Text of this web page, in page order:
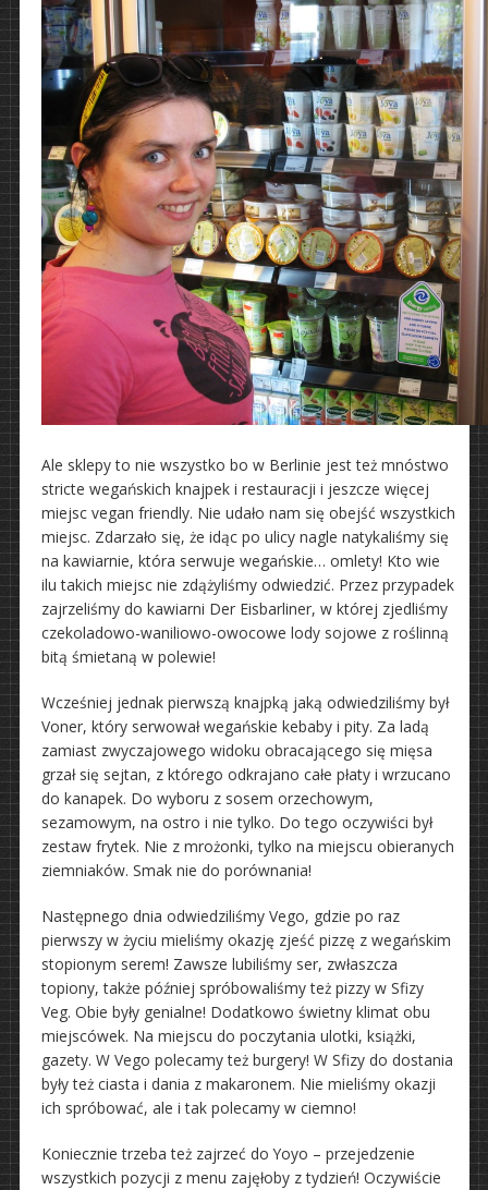
Ale sklepy to nie wszystko bo w Berlinie jest też mnóstwo
stricte wegańskich knajpek i restauracji i jeszcze więcej
miejsc vegan friendly. Nie udało nam się obejść wszystkich
miejsc. Zdarzało się, że idąc po ulicy nagle natykaliśmy się
na kawiarnie, która serwuje wegańskie… omlety! Kto wie
ilu takich miejsc nie zdążyliśmy odwiedzić. Przez przypadek
zajrzeliśmy do kawiarni Der Eisbarliner, w której zjedliśmy
czekoladowo-waniliowo-owocowe lody sojowe z roślinną
bitą śmietaną w polewie!
Wcześniej jednak pierwszą knajpką jaką odwiedziliśmy był
Voner, który serwował wegańskie kebaby i pity. Za ladą
zamiast zwyczajowego widoku obracającego się mięsa
grzał się sejtan, z którego odkrajano całe płaty i wrzucano
do kanapek. Do wyboru z sosem orzechowym,
sezamowym, na ostro i nie tylko. Do tego oczywiści był
zestaw frytek. Nie z mrożonki, tylko na miejscu obieranych
ziemniaków. Smak nie do porównania!
Następnego dnia odwiedziliśmy Vego, gdzie po raz
pierwszy w życiu mieliśmy okazję zjeść pizzę z wegańskim
stopionym serem! Zawsze lubiliśmy ser, zwłaszcza
topiony, także później spróbowaliśmy też pizzy w Sfizy
Veg. Obie były genialne! Dodatkowo świetny klimat obu
miejscówek. Na miejscu do poczytania ulotki, książki,
gazety. W Vego polecamy też burgery! W Sfizy do dostania
były też ciasta i dania z makaronem. Nie mieliśmy okazji
ich spróbować, ale i tak polecamy w ciemno!
Koniecznie trzeba też zajrzeć do Yoyo – przejedzenie
wszystkich pozycji z menu zajęłoby z tydzień! Oczywiście